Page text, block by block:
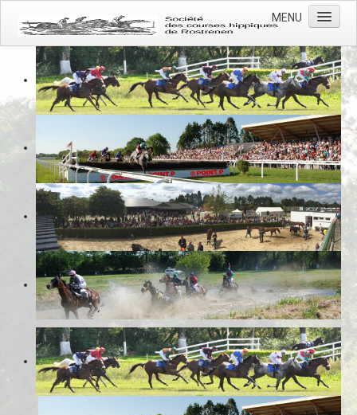
MENU
Accueil
Actualités
L'association
L'hippodrome
Les courses
Photos
Contacts
Prévention